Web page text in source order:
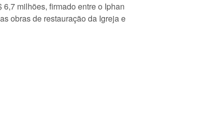
milhões, firmado entre o Iphan
obras de restauração da Igreja e